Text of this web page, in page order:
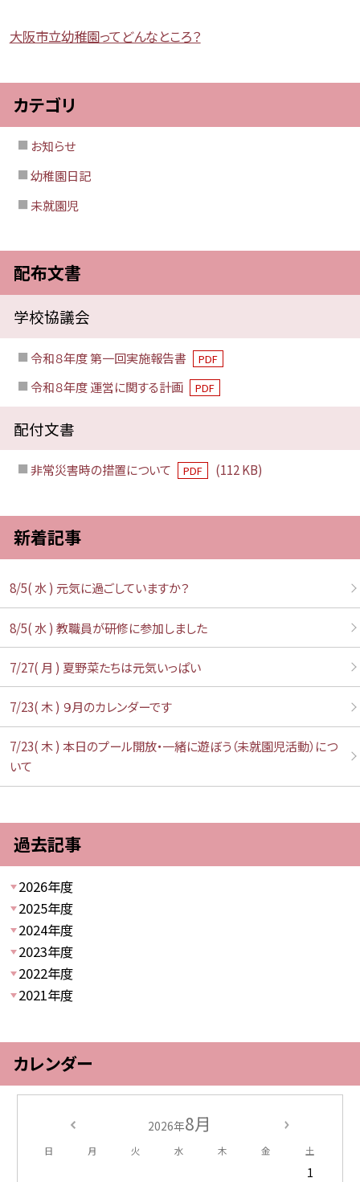
大阪市立幼稚園ってどんなところ？
カテゴリ
お知らせ
幼稚園日記
未就園児
配布文書
学校協議会
令和８年度 第一回実施報告書 PDF
令和８年度 運営に関する計画 PDF
配付文書
非常災害時の措置について PDF (112 KB)
新着記事
8/5( 水 ) 元気に過ごしていますか？
8/5( 水 ) 教職員が研修に参加しました
7/27( 月 ) 夏野菜たちは元気いっぱい
7/23( 木 ) ９月のカレンダーです
7/23( 木 ) 本日のプール開放・一緒に遊ぼう（未就園児活動）につ
いて
過去記事
2026年度
2025年度
2024年度
2023年度
2022年度
2021年度
カレンダー
2026年8月
日 月 火 水 木 金 土
1